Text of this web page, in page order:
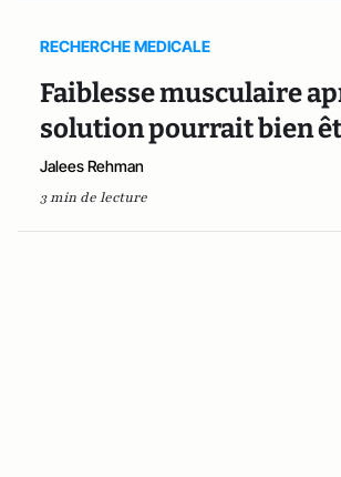
RECHERCHE MEDICALE
Faiblesse musculaire
solution pourrait bien
Jalees Rehman
3 min de lecture